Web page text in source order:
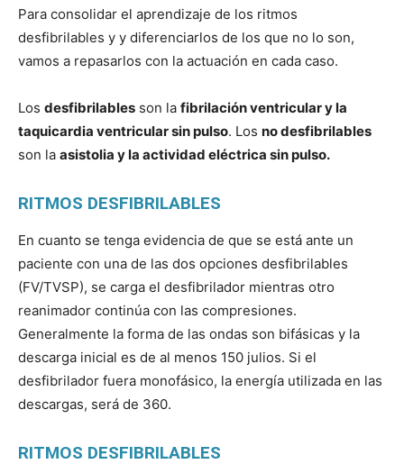
Para consolidar el aprendizaje de los ritmos
desfibrilables y y diferenciarlos de los que no lo son,
vamos a repasarlos con la actuación en cada caso.
Los desfibrilables son la fibrilación ventricular y la
taquicardia ventricular sin pulso. Los no desfibrilables
son la asistolia y la actividad eléctrica sin pulso.
RITMOS DESFIBRILABLES
En cuanto se tenga evidencia de que se está ante un
paciente con una de las dos opciones desfibrilables
(FV/TVSP), se carga el desfibrilador mientras otro
reanimador continúa con las compresiones.
Generalmente la forma de las ondas son bifásicas y la
descarga inicial es de al menos 150 julios. Si el
desfibrilador fuera monofásico, la energía utilizada en las
descargas, será de 360.
RITMOS DESFIBRILABLES